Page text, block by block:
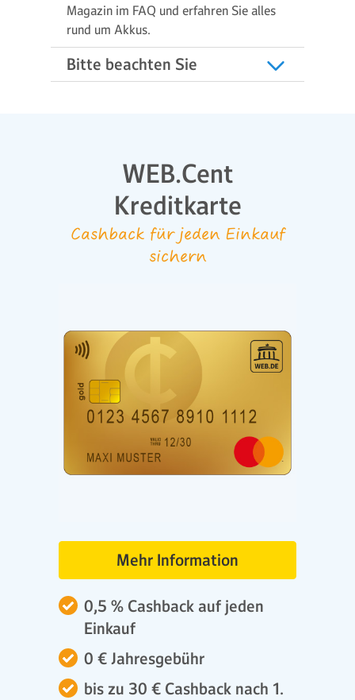
Magazin im FAQ und erfahren Sie alles
rund um Akkus.
Bitte beachten Sie
WEB.Cent
Kreditkarte
Cashback für jeden Einkauf
sichern
0,5 % Cashback auf jeden
Einkauf
0 € Jahresgebühr
bis zu 30 € Cashback nach 1.
Mehr Information